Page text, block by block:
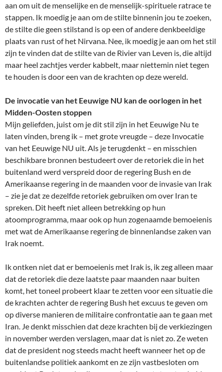
aan om uit de menselijke en de menselijk-spirituele ratrace te
stappen. Ik moedig je aan om de stilte binnenin jou te zoeken,
de stilte die geen stilstand is op een of andere denkbeeldige
plaats van rust of het Nirvana. Nee, ik moedig je aan om het stil
zijn te vinden dat de stilte van de Rivier van Leven is, die altijd
maar heel zachtjes verder kabbelt, maar niettemin niet tegen
te houden is door een van de krachten op deze wereld.
De invocatie van het Eeuwige NU kan de oorlogen in het
Midden-Oosten stoppen
Mijn geliefden, juist om je dit stil zijn in het Eeuwige Nu te
laten vinden, breng ik – met grote vreugde – deze Invocatie
van het Eeuwige NU uit. Als je terugdenkt – en misschien
beschikbare bronnen bestudeert over de retoriek die in het
buitenland werd verspreid door de regering Bush en de
Amerikaanse regering in de maanden voor de invasie van Irak
– zie je dat ze dezelfde retoriek gebruiken om over Iran te
spreken. Dit heeft niet alleen betrekking op hun
atoomprogramma, maar ook op hun zogenaamde bemoeienis
met wat de Amerikaanse regering de binnenlandse zaken van
Irak noemt.
Ik ontken niet dat er bemoeienis met Irak is, ik zeg alleen maar
dat de retoriek die deze laatste paar maanden naar buiten
komt, het toneel probeert klaar te zetten voor een situatie die
de krachten achter de regering Bush het excuus te geven om
op diverse manieren de militaire confrontatie aan te gaan met
Iran. Je denkt misschien dat deze krachten bij de verkiezingen
in november werden verslagen, maar dat is niet zo. Ze weten
dat de president nog steeds macht heeft wanneer het op de
buitenlandse politiek aankomt en ze zijn vastbesloten om